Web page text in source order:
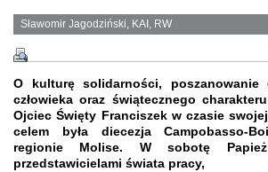
Sławomir Jagodziński, KAI, RW
O kulturę solidarności, poszanowanie
człowieka oraz świątecznego
Ojciec Święty Franciszek w czasie
celem była diecezja Campobasso-
regionie Molise. W sobotę
przedstawicielami świata pracy,